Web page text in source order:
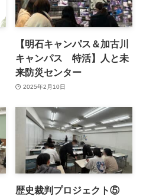
【明石キャンパス＆加古川
キャンパス 特活】人と未
来防災センター
2025年2月10日
歴史裁判プロジェクト⑤